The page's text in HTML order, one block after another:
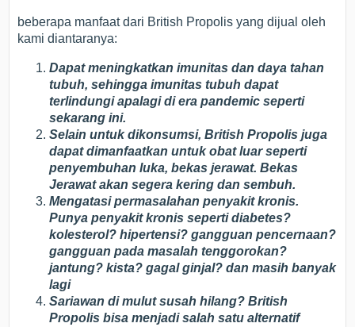
beberapa manfaat dari British Propolis yang dijual oleh
kami diantaranya:
Dapat meningkatkan imunitas dan daya tahan
tubuh, sehingga imunitas tubuh dapat
terlindungi apalagi di era pandemic seperti
sekarang ini.
Selain untuk dikonsumsi, British Propolis juga
dapat dimanfaatkan untuk obat luar seperti
penyembuhan luka, bekas jerawat. Bekas
Jerawat akan segera kering dan sembuh.
Mengatasi permasalahan penyakit kronis.
Punya penyakit kronis seperti diabetes?
kolesterol? hipertensi? gangguan pencernaan?
gangguan pada masalah tenggorokan?
jantung? kista? gagal ginjal? dan masih banyak
lagi
Sariawan di mulut susah hilang? British
Propolis bisa menjadi salah satu alternatif